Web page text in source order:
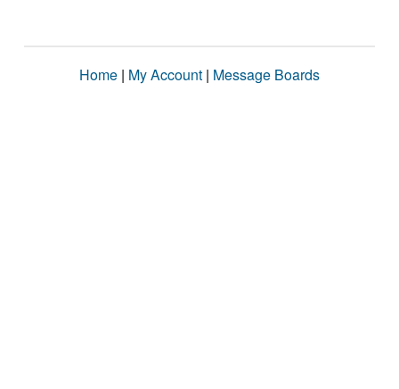
Home | My Account | Message Boards